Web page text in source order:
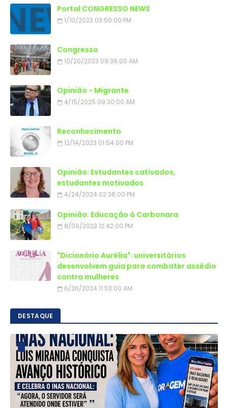
Portal CONGRESSO NEWS
1/10/2023 03:50:00 PM
Congresso
10/20/2023 09:36:00 AM
Opinião - Migrante
4/15/2025 09:30:00 AM
Reconhecimento
12/14/2023 01:54:00 PM
Opinião: Estudantes cativados,
estudantes motivados
4/24/2024 02:38:00 PM
Opinião: Educação à Carbonara
8/09/2023 12:42:00 PM
"Dicionário Aurélia": universitários
desenvolvem guia para combater assédio
contra mulheres
6/26/2024 11:53:00 AM
DESTAQUE